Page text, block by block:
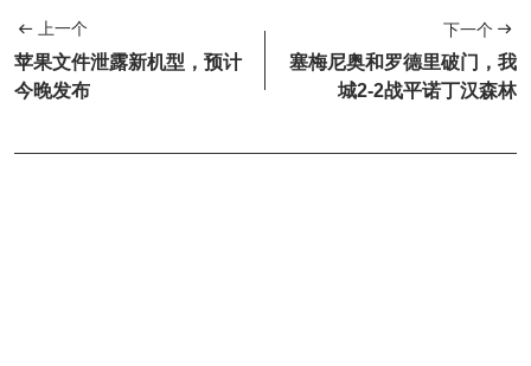
上一个
苹果文件泄露新机型，预计
今晚发布
下一个
塞梅尼奥和罗德里破门，我
城2-2战平诺丁汉森林